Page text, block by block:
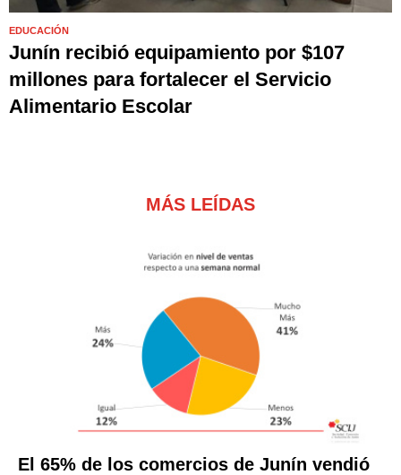
EDUCACIÓN
Junín recibió equipamiento por $107
millones para fortalecer el Servicio
Alimentario Escolar
MÁS LEÍDAS
El 65% de los comercios de Junín vendió